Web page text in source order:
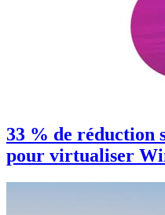
33 % de réduction
pour virtualiser